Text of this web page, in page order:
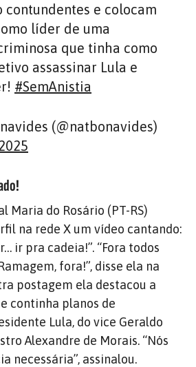
contundentes e colocam
líder de uma
que tinha como
assassinar Lula e
#SemAnistia
(@natbonavides)
Maria do Rosário (PT-RS)
na rede X um vídeo cantando:
ir pra cadeia!”. “Fora todos
fora!”, disse ela na
postagem ela destacou a
continha planos de
Lula, do vice Geraldo
Alexandre de Morais. “Nós
necessária”, assinalou.